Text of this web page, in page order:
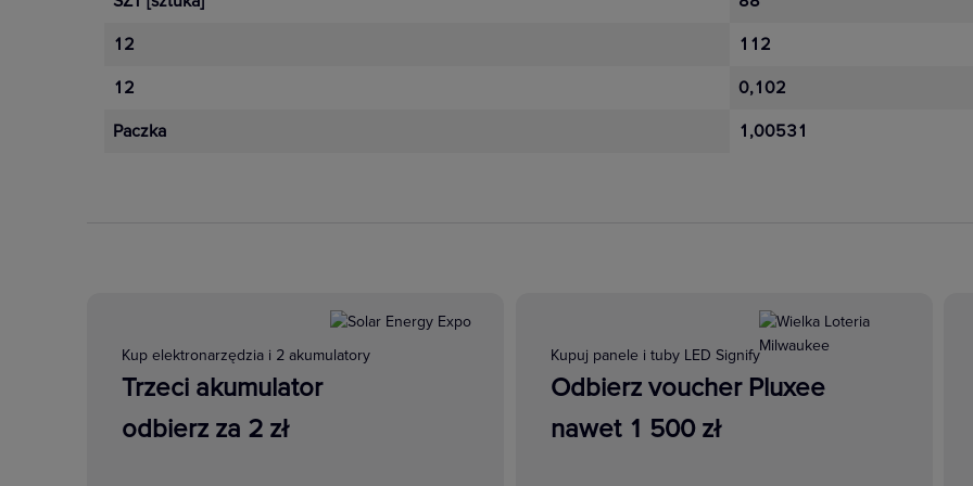
Kompletna oferta produktów
multimedialnych analogowych lub
lub monitora.
12
12
Paczka
112
0,102
1,00531
Kup elektronarzędzia i 2 akumulatory
Trzeci akumulator
odbierz za 2 zł
Kupuj panele i tuby LED Signify
Odbierz voucher Pluxee
nawet 1 500 zł